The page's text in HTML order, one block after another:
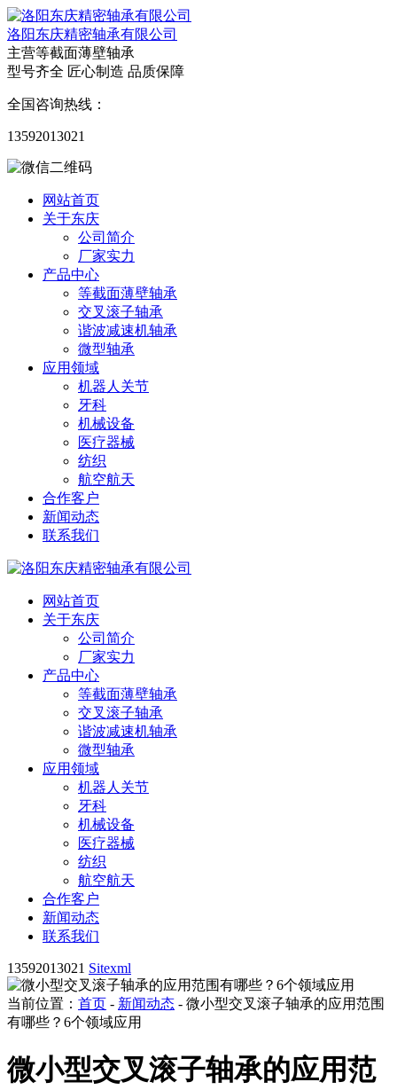
洛阳东庆精密轴承有限公司
主营等截面薄壁轴承
型号齐全 匠心制造 品质保障
全国咨询热线：
13592013021
网站首页
关于东庆
公司简介
厂家实力
产品中心
等截面薄壁轴承
交叉滚子轴承
谐波减速机轴承
微型轴承
应用领域
机器人关节
牙科
机械设备
医疗器械
纺织
航空航天
合作客户
新闻动态
联系我们
网站首页
关于东庆
公司简介
厂家实力
产品中心
等截面薄壁轴承
交叉滚子轴承
谐波减速机轴承
微型轴承
应用领域
机器人关节
牙科
机械设备
医疗器械
纺织
航空航天
合作客户
新闻动态
联系我们
13592013021 Sitexml
当前位置： 首页 - 新闻动态 - 微小型交叉滚子轴承的应用范围
有哪些？6个领域应用
微小型交叉滚子轴承的应用范